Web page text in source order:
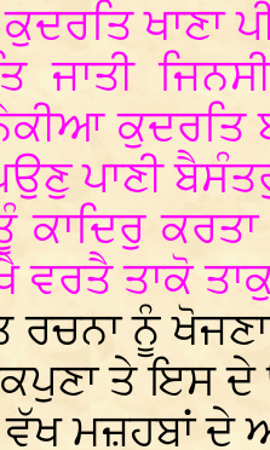
ਖਾਣਾ
ਜਾਤੀ
ਕੁਦਰਤਿ
ਪਾਣੀ
ਕਾਦਿਰੁ
ਵਰਤੈ ਤਾਕੋ
ਰਚਨਾ ਨੂੰ
ਤੇ ਇਸ ਦੇ
ਵੱਖ ਮਜ਼ਹਬਾਂ